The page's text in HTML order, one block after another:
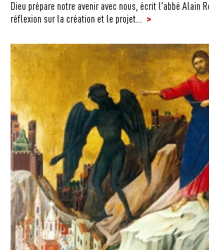
Dieu prépare notre avenir avec nous, écrit l’abbé Alain
réflexion sur la création et le projet...
>